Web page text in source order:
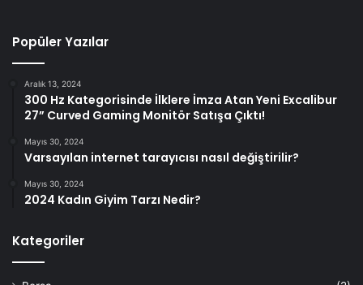
Popüler Yazılar
Aralık 13, 2024
300 Hz Kategorisinde İlklere İmza Atan Yeni Excalibur
27” Curved Gaming Monitör Satışa Çıktı!
Mayıs 30, 2024
Varsayılan internet tarayıcısı nasıl değiştirilir?
Mayıs 30, 2024
2024 Kadın Giyim Tarzı Nedir?
Kategoriler